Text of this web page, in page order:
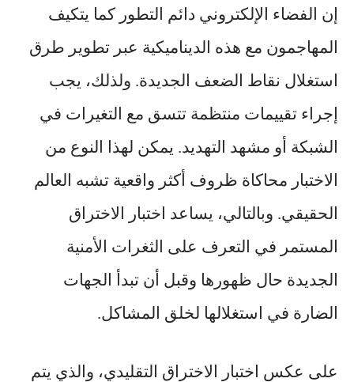
إن الفضاء الإلكتروني دائم التطور كما يتكيف
المهاجمون مع هذه الديناميكية عبر تطوير طرق
استغلال نقاط الضعف الجديدة. ولذلك، يجب
إجراء تقييمات منتظمة تتسق مع التغيرات في
الشبكة أو مشهد التهديد. يمكن لهذا النوع من
الاختبار محاكاة ظروف أكثر واقعية تشبه العالم
الحقيقي. وبالتالي، يساعد اختبار الاختراق
المستمر في التعرف على الثغرات الأمنية
الجديدة حال ظهورها وقبل أن تبدأ الجهات
الضارة في استغلالها لخلق المشاكل.
على عكس اختبار الاختراق التقليدي، والذي يتم